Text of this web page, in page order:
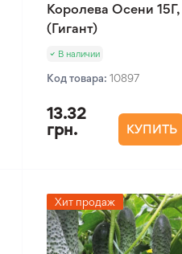
Королева Осени 15Г,
(Гигант)
В наличии
Код товара: 10897
13.32
грн.
КУПИТЬ
Хит продаж